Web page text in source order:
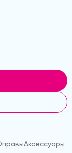
Аксессуары